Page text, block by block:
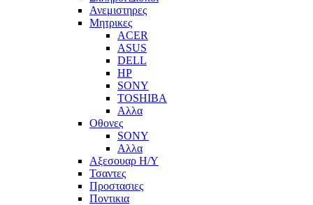
Ανεμιστηρες
Μητρικες
ACER
ASUS
DELL
HP
SONY
TOSHIBA
Αλλα
Οθονες
SONY
Αλλα
Αξεσουαρ Η/Υ
Τσαντες
Προστασιες
Ποντικια